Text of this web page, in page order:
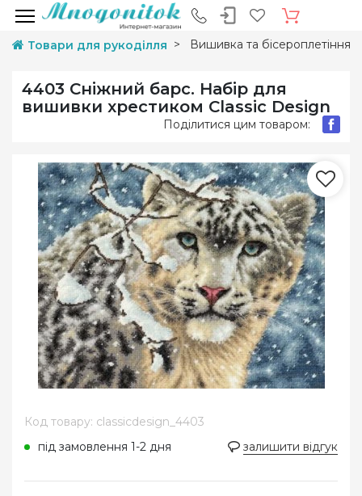
Товари для рукоділля Вишивка та бісероплетіння
4403 Сніжний барс. Набір для
вишивки хрестиком Classic Design
Поділитися цим товаром:
Код товару: classicdesign_4403
під замовлення 1-2 дня
залишити відгук